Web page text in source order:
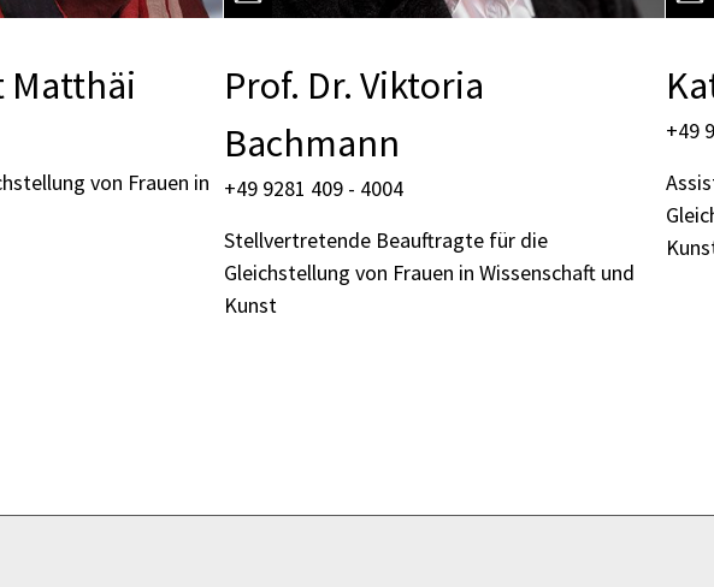
Matthäi
von Frauen in
Prof. Dr. Viktoria
Bachmann
+49 9281 409 - 4004
Stellvertretende Beauftragte für die
Gleichstellung von Frauen in Wissenschaft und
Kunst
+49